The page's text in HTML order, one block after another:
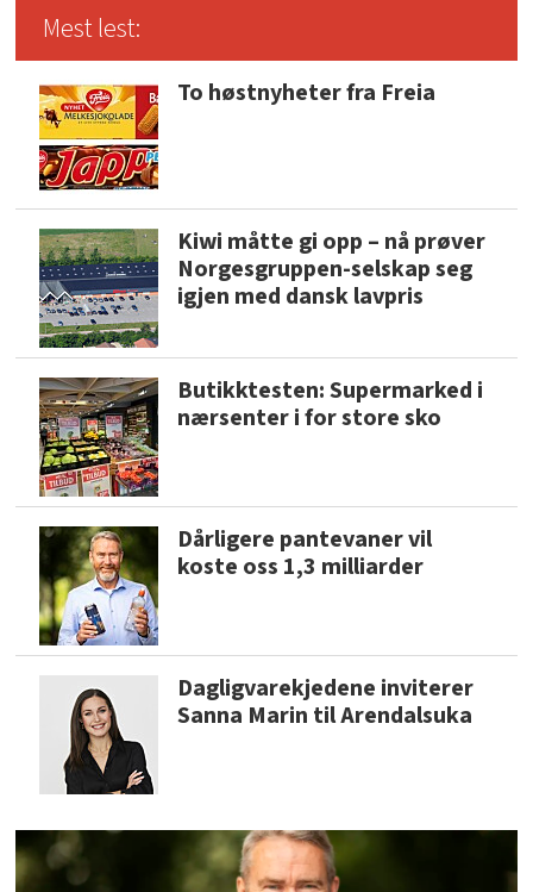
Mest lest:
To høstnyheter fra Freia
Kiwi måtte gi opp – nå prøver
Norgesgruppen-selskap seg
igjen med dansk lavpris
Butikktesten: Supermarked i
nærsenter i for store sko
Dårligere pantevaner vil
koste oss 1,3 milliarder
Dagligvarekjedene inviterer
Sanna Marin til Arendalsuka